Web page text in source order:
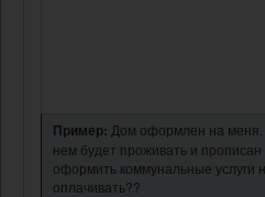
Пример: Дом оформлен на меня,
нем будет проживать и
оформить коммунальные услуги
оплачивать??